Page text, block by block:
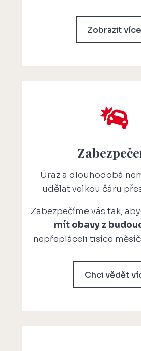
Zobrazit více

Úraz a dlouhodobá
udělat velkou čáru
Zabezpečíme vás tak,
mít obavy z
nepřepláceli tisíce
Chci vědět